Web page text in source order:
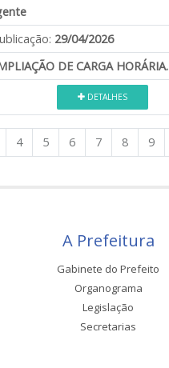
29/04/2026
DE CARGA HORÁRIA.
DETALHES
4 5 6 7 8 9
A Prefeitura
Gabinete do Prefeito
Organograma
Legislação
Secretarias